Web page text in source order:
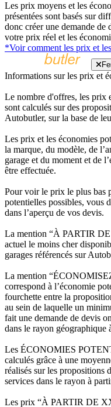
Les prix moyens et les
présentées sont basés sur
donc créer une demande
votre prix réel et les
*Voir comment les prix et
Informations sur les prix et
Le nombre d'offres, les prix
sont calculés sur des
Autobutler, sur la base de
Les prix et les économies
la marque, du modèle, de
garage et du moment et de
être effectuée.
Pour voir le prix le plus bas
potentielles possibles, vous
dans l’aperçu de vos devis.
La mention “À PARTIR
actuel le moins cher
garages référencés sur
La mention
correspond à l’économie
fourchette entre la
au sein de laquelle un
fait une demande de devis
dans le rayon géographique
Les ÉCONOMIES
calculés grâce à une
réalisés sur les propositions
services dans le rayon à
Les prix “À PARTIR DE